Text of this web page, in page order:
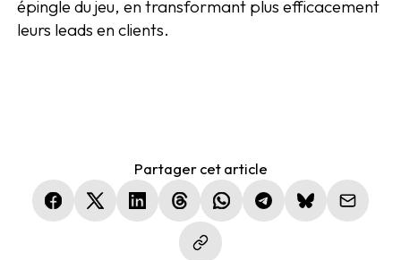
épingle du jeu, en transformant plus efficacement
leurs leads en clients.
Partager cet article
(nouvelle fenêtre)
(nouvelle fenêtre)
(nouvelle fenêtre)
(nouvelle fenêtre)
(nouvelle fenêtre)
(nouvelle fenêtre)
(nouvelle